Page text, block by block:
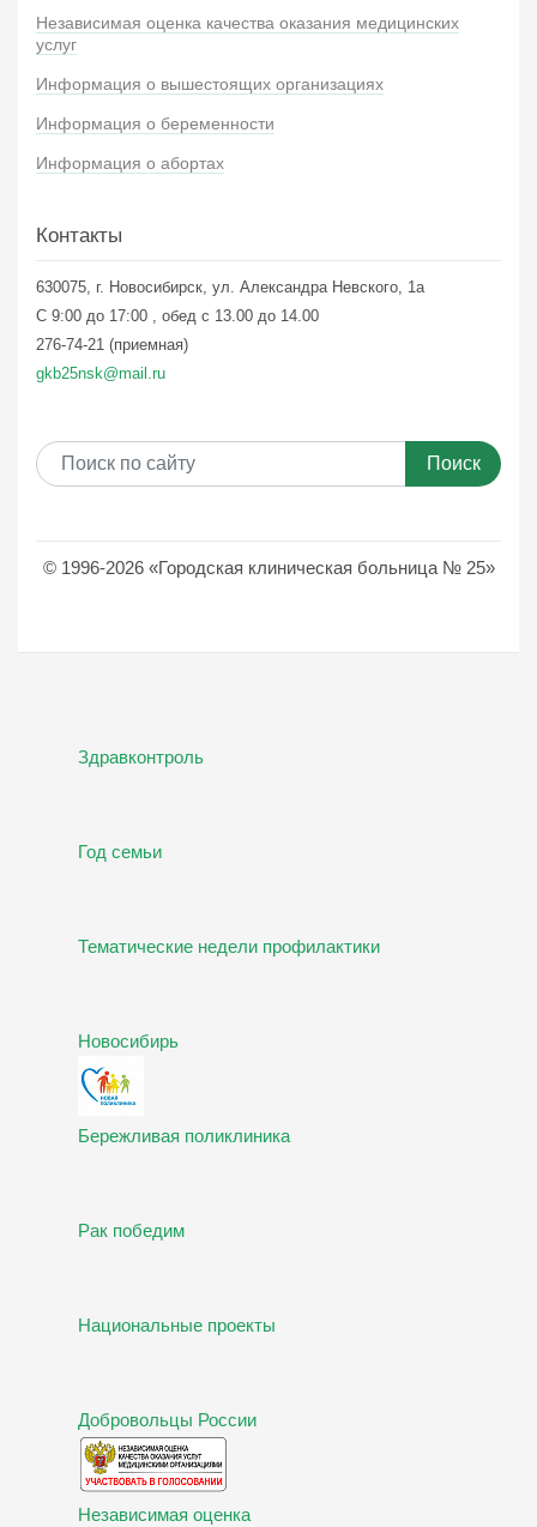
Независимая оценка качества оказания медицинских
услуг
Информация о вышестоящих организациях
Информация о беременности
Информация о абортах
Контакты
630075, г. Новосибирск, ул. Александра Невского, 1а
С 9:00 до 17:00 , обед с 13.00 до 14.00
276-74-21 (приемная)
gkb25nsk@mail.ru
Поиск
© 1996-2026 «Городская клиническая больница № 25»
Здравконтроль
Год семьи
Тематические недели профилактики
Новосибирь
Бережливая поликлиника
Рак победим
Национальные проекты
Добровольцы России
Независимая оценка